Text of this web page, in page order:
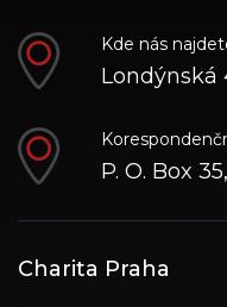
Kde nás
Londýnská
P. O. Box
Charita Praha